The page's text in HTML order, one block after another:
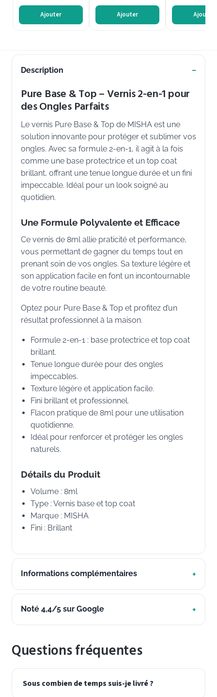
Ajouter Ajouter Ajouter
Description
Pure Base & Top – Vernis 2-en-1 pour
des Ongles Parfaits
Le vernis Pure Base & Top de MISHA est une
solution innovante pour protéger et sublimer vos
ongles. Avec sa formule 2-en-1, il agit à la fois
comme une base protectrice et un top coat
brillant, offrant une tenue longue durée et un fini
impeccable. Idéal pour un look soigné au
quotidien.
Une Formule Polyvalente et Efficace
Ce vernis de 8ml allie praticité et performance,
vous permettant de gagner du temps tout en
prenant soin de vos ongles. Sa texture légère et
son application facile en font un incontournable
de votre routine beauté.
Optez pour Pure Base & Top et profitez d’un
résultat professionnel à la maison.
Formule 2-en-1 : base protectrice et top coat
brillant.
Tenue longue durée pour des ongles
impeccables.
Texture légère et application facile.
Fini brillant et professionnel.
Flacon pratique de 8ml pour une utilisation
quotidienne.
Idéal pour renforcer et protéger les ongles
naturels.
Détails du Produit
Volume : 8ml
Type : Vernis base et top coat
Marque : MISHA
Fini : Brillant
Informations complémentaires
Noté 4,4/5 sur Google
Questions fréquentes
Sous combien de temps suis-je livré ?